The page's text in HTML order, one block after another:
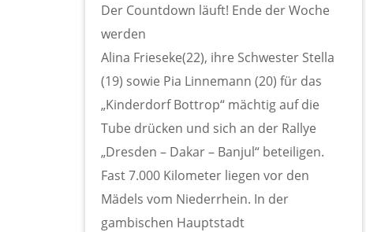
Der Countdown läuft! Ende der Woche
werden
Alina Frieseke(22), ihre Schwester Stella
(19) sowie Pia Linnemann (20) für das
„Kinderdorf Bottrop“ mächtig auf die
Tube drücken und sich an der Rallye
„Dresden – Dakar – Banjul“ beteiligen.
Fast 7.000 Kilometer liegen vor den
Mädels vom Niederrhein. In der
gambischen Hauptstadt